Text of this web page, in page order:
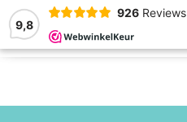
9,8
926 Reviews
MENU